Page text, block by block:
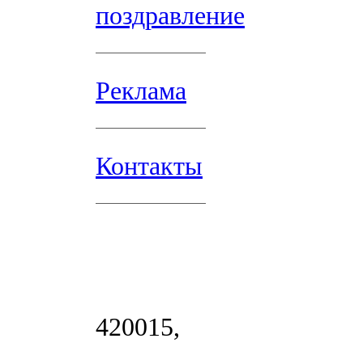
поздравление
Реклама
Контакты
420015,